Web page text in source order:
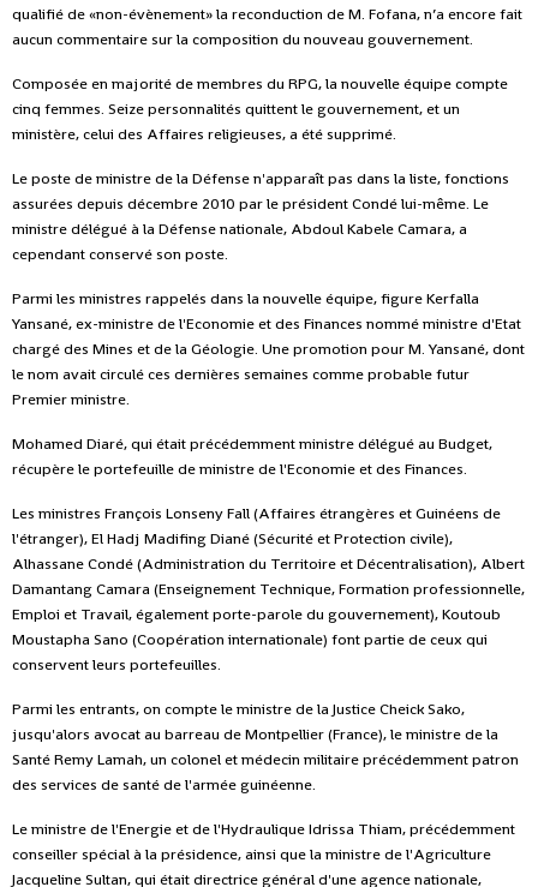
qualifié de «non-évènement» la reconduction de M. Fofana, n’a encore fait
aucun commentaire sur la composition du nouveau gouvernement.
Composée en majorité de membres du RPG, la nouvelle équipe compte
cinq femmes. Seize personnalités quittent le gouvernement, et un
ministère, celui des Affaires religieuses, a été supprimé.
Le poste de ministre de la Défense n'apparaît pas dans la liste, fonctions
assurées depuis décembre 2010 par le président Condé lui-même. Le
ministre délégué à la Défense nationale, Abdoul Kabele Camara, a
cependant conservé son poste.
Parmi les ministres rappelés dans la nouvelle équipe, figure Kerfalla
Yansané, ex-ministre de l'Economie et des Finances nommé ministre d'Etat
chargé des Mines et de la Géologie. Une promotion pour M. Yansané, dont
le nom avait circulé ces dernières semaines comme probable futur
Premier ministre.
Mohamed Diaré, qui était précédemment ministre délégué au Budget,
récupère le portefeuille de ministre de l'Economie et des Finances.
Les ministres François Lonseny Fall (Affaires étrangères et Guinéens de
l'étranger), El Hadj Madifing Diané (Sécurité et Protection civile),
Alhassane Condé (Administration du Territoire et Décentralisation), Albert
Damantang Camara (Enseignement Technique, Formation professionnelle,
Emploi et Travail, également porte-parole du gouvernement), Koutoub
Moustapha Sano (Coopération internationale) font partie de ceux qui
conservent leurs portefeuilles.
Parmi les entrants, on compte le ministre de la Justice Cheick Sako,
jusqu'alors avocat au barreau de Montpellier (France), le ministre de la
Santé Remy Lamah, un colonel et médecin militaire précédemment patron
des services de santé de l'armée guinéenne.
Le ministre de l'Energie et de l'Hydraulique Idrissa Thiam, précédemment
conseiller spécial à la présidence, ainsi que la ministre de l'Agriculture
Jacqueline Sultan, qui était directrice général d'une agence nationale,